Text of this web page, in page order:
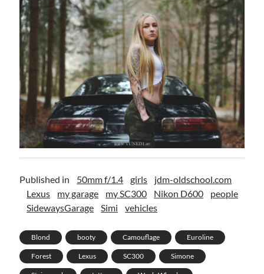
Published in 50mm f/1.4 girls
jdm-oldschool.com
Lexus
my garage my SC300 Nikon D600
people
SidewaysGarage
Simi vehicles
Blond booty Camouflage Euroline
Forest Lexus SC300 Simone